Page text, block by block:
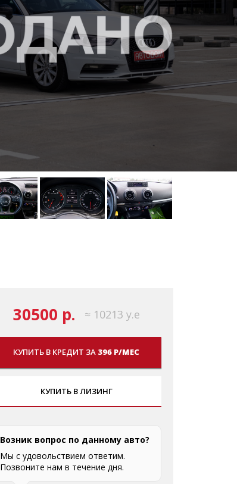
30500 р. ≈ 10213 у.е
КУПИТЬ В КРЕДИТ ЗА 396 Р/МЕС
КУПИТЬ В ЛИЗИНГ
Возник вопрос по данному авто?
Мы с удовольствием ответим.
Позвоните нам в течение дня.